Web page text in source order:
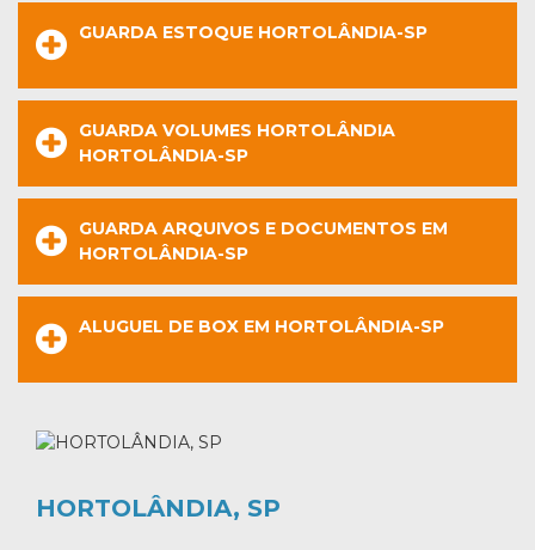
GUARDA ESTOQUE HORTOLÂNDIA-SP
GUARDA VOLUMES HORTOLÂNDIA
HORTOLÂNDIA-SP
GUARDA ARQUIVOS E DOCUMENTOS EM
HORTOLÂNDIA-SP
ALUGUEL DE BOX EM HORTOLÂNDIA-SP
HORTOLÂNDIA, SP